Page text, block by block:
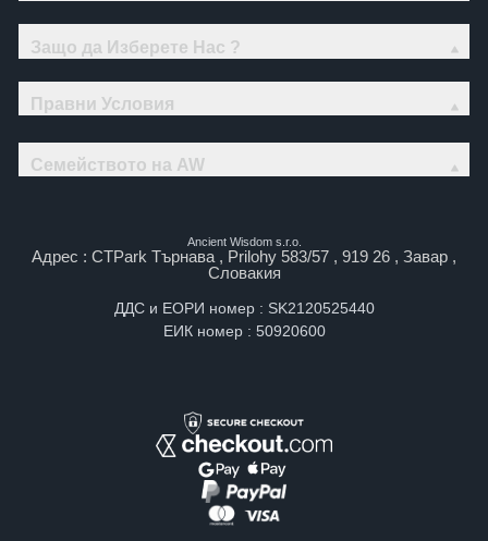
Защо да Изберете Нас ?
Правни Условия
Семейството на AW
Ancient Wisdom s.r.o.
Адрес : CTPark Търнава , Prilohy 583/57 , 919 26 , Завар ,
Словакия
ДДС и ЕОРИ номер : SK2120525440
ЕИК номер : 50920600